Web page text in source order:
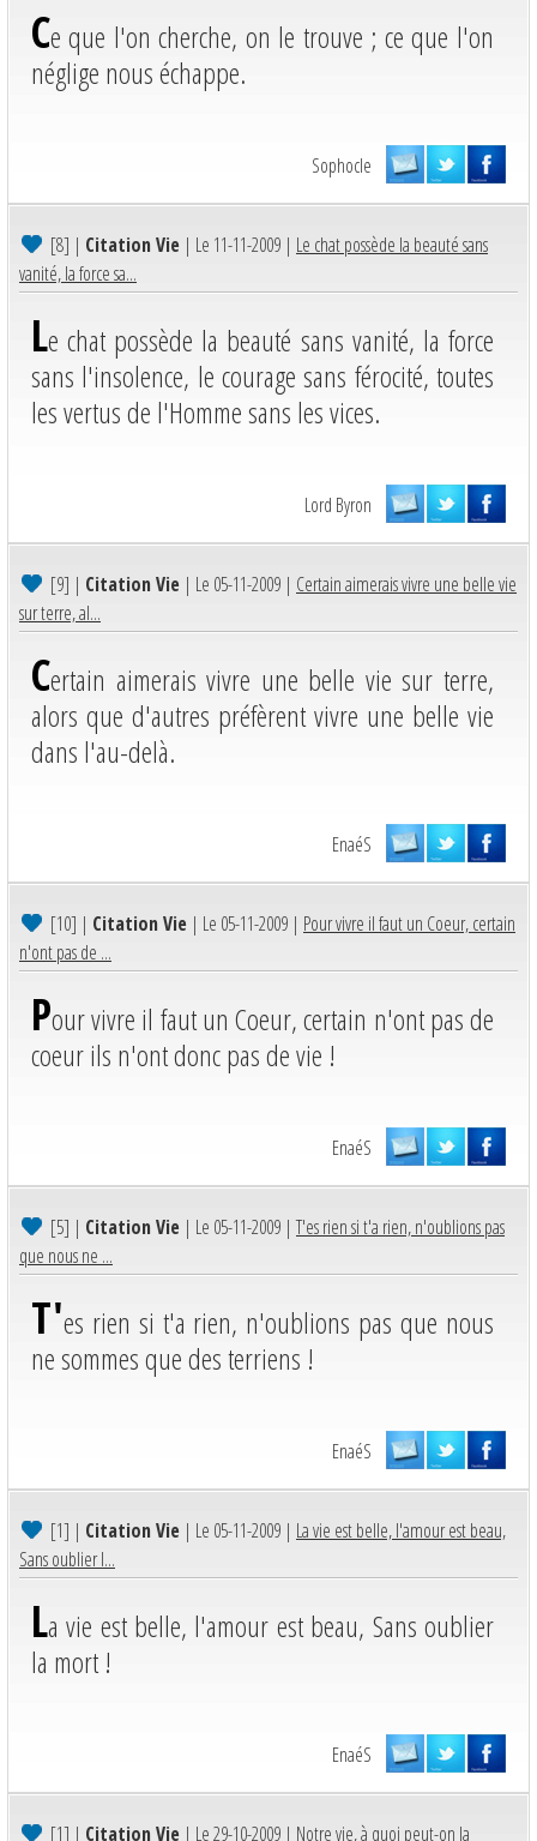
Ce que l'on cherche, on le trouve ; ce que l'on
néglige nous échappe.
Sophocle
[8] | Citation Vie | Le 11-11-2009 | Le chat possède la beauté sans
vanité, la force sa...
Le chat possède la beauté sans vanité, la force
sans l'insolence, le courage sans férocité, toutes
les vertus de l'Homme sans les vices.
Lord Byron
[9] | Citation Vie | Le 05-11-2009 | Certain aimerais vivre une belle vie
sur terre, al...
Certain aimerais vivre une belle vie sur terre,
alors que d'autres préfèrent vivre une belle vie
dans l'au-delà.
EnaéS
[10] | Citation Vie | Le 05-11-2009 | Pour vivre il faut un Coeur, certain
n'ont pas de ...
Pour vivre il faut un Coeur, certain n'ont pas de
coeur ils n'ont donc pas de vie !
EnaéS
[5] | Citation Vie | Le 05-11-2009 |T'es rien si t'a rien, n'oublions pas
que nous ne ...
T'es rien si t'a rien, n'oublions pas que nous
ne sommes que des terriens !
EnaéS
[1] | Citation Vie | Le 05-11-2009 | La vie est belle, l'amour est beau,
Sans oublier l...
La vie est belle, l'amour est beau, Sans oublier
la mort !
EnaéS
[1] | Citation Vie | Le 29-10-2009 | Notre vie, à quoi peut-on la